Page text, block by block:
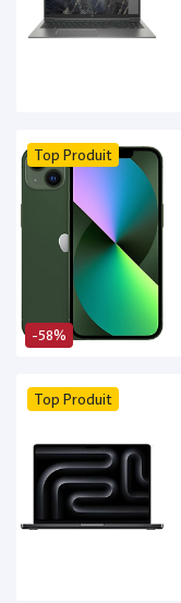
-58%
Top Produit
Top Produit